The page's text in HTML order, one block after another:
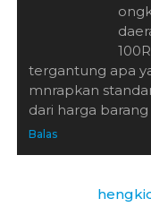
tergantung apa
mnrapkan
dari harga
Balas